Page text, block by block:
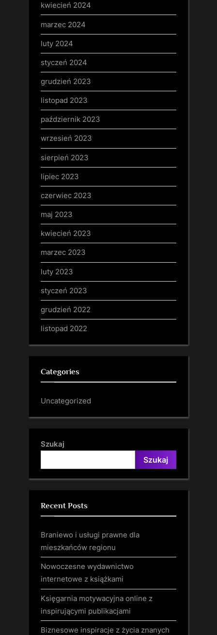
kwiecień 2024
marzec 2024
luty 2024
styczeń 2024
grudzień 2023
listopad 2023
październik 2023
wrzesień 2023
sierpień 2023
lipiec 2023
czerwiec 2023
maj 2023
kwiecień 2023
marzec 2023
luty 2023
styczeń 2023
grudzień 2022
listopad 2022
Categories
Uncategorized
Szukaj
Szukaj
Recent Posts
Braniewo i usługi prawne dla
mieszkańców regionu
Nowoczesne wydawnictwo
internetowe z książkami
Księgarnia motywacyjna online z
inspirującymi publikacjami
Biznesowe inspiracje z życia znanych